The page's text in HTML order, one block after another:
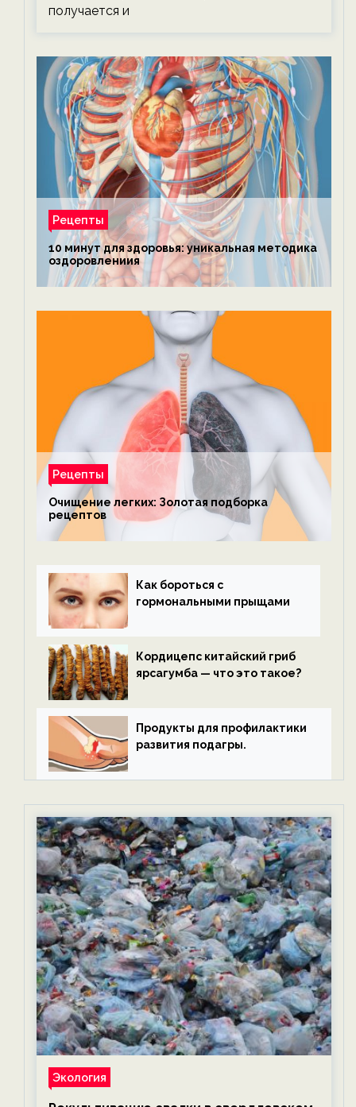
получается и
Рецепты
10 минут для здоровья: уникальная методика
оздоровлениия
Рецепты
Очищение легких: Золотая подборка
рецептов
Как бороться с
гормональными прыщами
Кордицепс китайский гриб
ярсагумба — что это такое?
Продукты для профилактики
развития подагры.
Экология